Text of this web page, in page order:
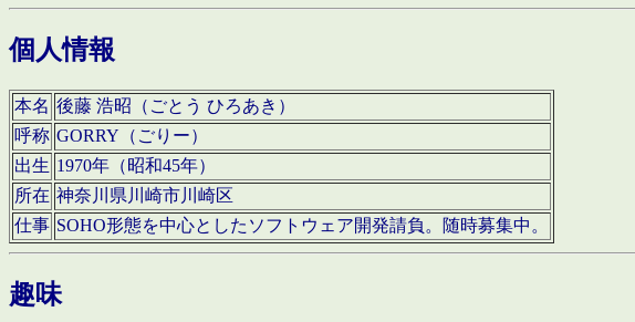
個人情報
本名 後藤 浩昭（ごとう ひろあき）
呼称 GORRY（ごりー）
出生 1970年（昭和45年）
所在 神奈川県川崎市川崎区
仕事 SOHO形態を中心としたソフトウェア開発請負。随時募集中。
趣味